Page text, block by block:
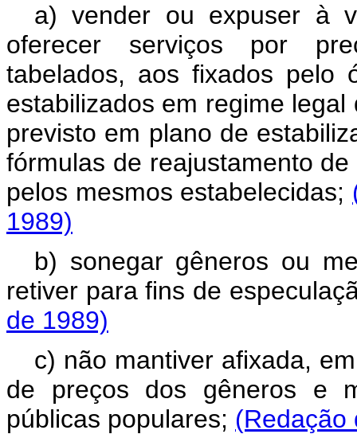
a) vender ou expuser à
oferecer serviços por
tabelados, aos fixados pelo
estabilizados em regime
previsto em plano de
fórmulas de reajustamento
pelos mesmos estabelecidas;
1989)
b) sonegar gêneros ou
retiver para fins de
de 1989)
c) não mantiver afixada,
de preços dos gêneros e
públicas populares; (Redação